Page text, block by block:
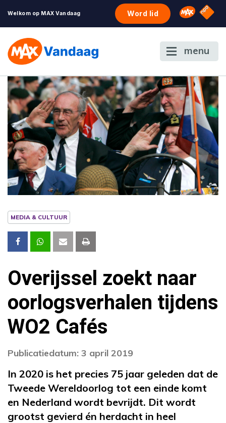
Welkom op MAX Vandaag Word lid Omroep
NPO
menu
MEDIA & CULTUUR
Overijssel zoekt naar
oorlogsverhalen tijdens
WO2 Cafés
Publicatiedatum: 3 april 2019
In 2020 is het precies 75 jaar geleden dat de
Tweede Wereldoorlog tot een einde komt
en Nederland wordt bevrijdt. Dit wordt
grootst gevierd én herdacht in heel